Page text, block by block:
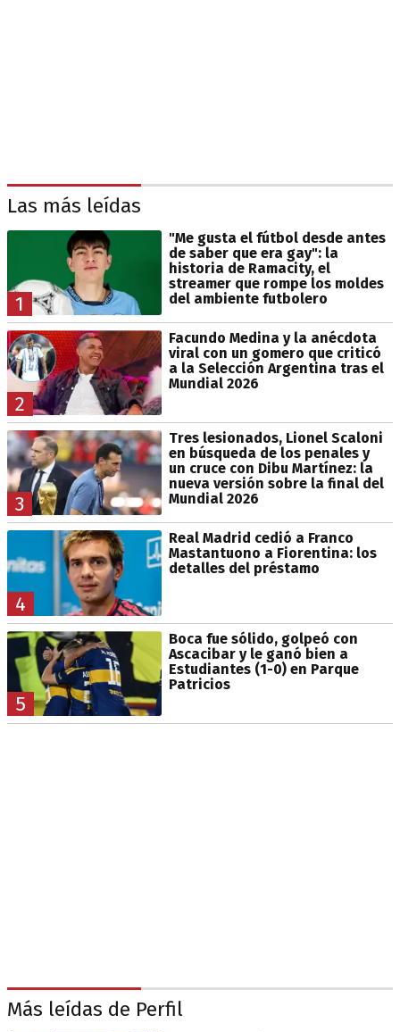
Las más leídas
1
"Me gusta el fútbol desde antes
de saber que era gay": la
historia de Ramacity, el
streamer que rompe los moldes
del ambiente futbolero
2
Facundo Medina y la anécdota
viral con un gomero que criticó
a la Selección Argentina tras el
Mundial 2026
3
Tres lesionados, Lionel Scaloni
en búsqueda de los penales y
un cruce con Dibu Martínez: la
nueva versión sobre la final del
Mundial 2026
4
Real Madrid cedió a Franco
Mastantuono a Fiorentina: los
detalles del préstamo
5
Boca fue sólido, golpeó con
Ascacibar y le ganó bien a
Estudiantes (1-0) en Parque
Patricios
Más leídas de Perfil